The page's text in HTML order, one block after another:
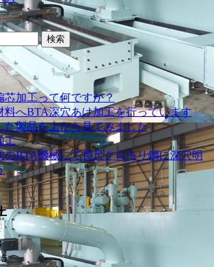
芯加工って何ですか？
料へBTA深穴あけ加工を行っています
た製品を上から見てみました
工
のBTA機械にて長尺クロモリ鋼に深穴明